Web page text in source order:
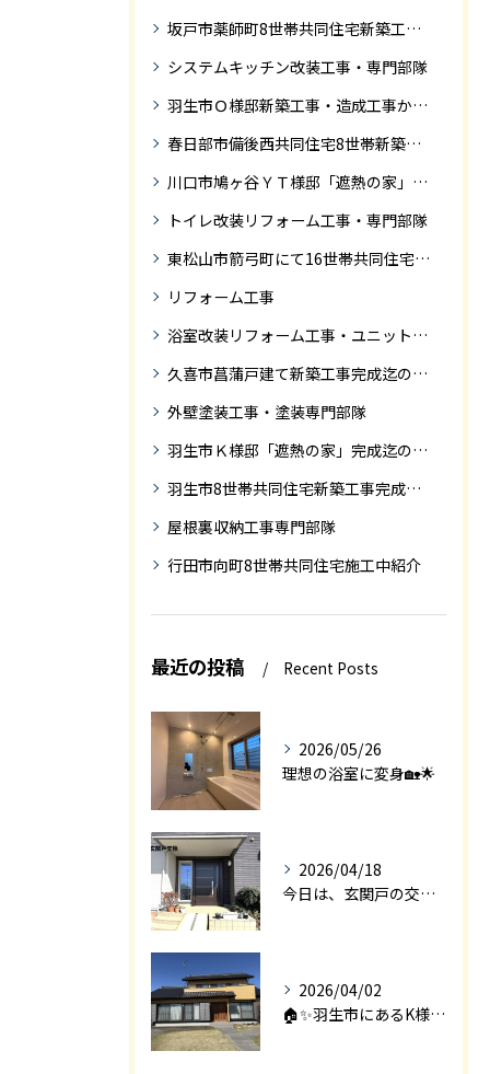
坂戸市薬師町8世帯共同住宅新築工事完成迄の紹介です
システムキッチン改装工事・専門部隊
羽生市Ｏ様邸新築工事・造成工事から住宅完成までの紹介
春日部市備後西共同住宅8世帯新築工事完成迄の紹介です。
川口市鳩ヶ谷ＹＴ様邸「遮熱の家」工事状況
トイレ改装リフォーム工事・専門部隊
東松山市箭弓町にて16世帯共同住宅新築工事完成迄の紹介です。
リフォーム工事
浴室改装リフォーム工事・ユニットバス専門部隊
久喜市菖蒲戸建て新築工事完成迄の紹介
外壁塗装工事・塗装専門部隊
羽生市Ｋ様邸「遮熱の家」完成迄の紹介です
羽生市8世帯共同住宅新築工事完成迄の紹介
屋根裏収納工事専門部隊
行田市向町8世帯共同住宅施工中紹介
最近の投稿 Recent Posts
2026/05/26
理想の浴室に変身🏡🌟
2026/04/18
今日は、玄関戸の交換工事をご紹介します🚪✨。
2026/04/02
🏠✨羽生市にあるK様邸は、2008年に㈱エアロックで新築され...